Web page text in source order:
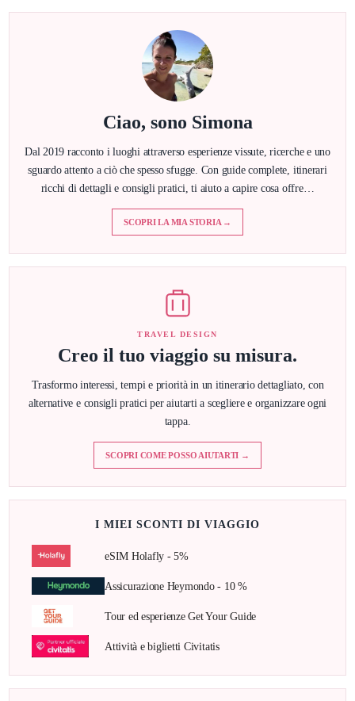
Ciao, sono Simona
Dal 2019 racconto i luoghi attraverso esperienze vissute, ricerche e uno
sguardo attento a ciò che spesso sfugge. Con guide complete, itinerari
ricchi di dettagli e consigli pratici, ti aiuto a capire cosa offre…
SCOPRI LA MIA STORIA →
TRAVEL DESIGN
Creo il tuo viaggio su misura.
Trasformo interessi, tempi e priorità in un itinerario dettagliato, con
alternative e consigli pratici per aiutarti a scegliere e organizzare ogni
tappa.
SCOPRI COME POSSO AIUTARTI →
I MIEI SCONTI DI VIAGGIO
eSIM Holafly - 5%
Assicurazione Heymondo - 10 %
Tour ed esperienze Get Your Guide
Attività e biglietti Civitatis